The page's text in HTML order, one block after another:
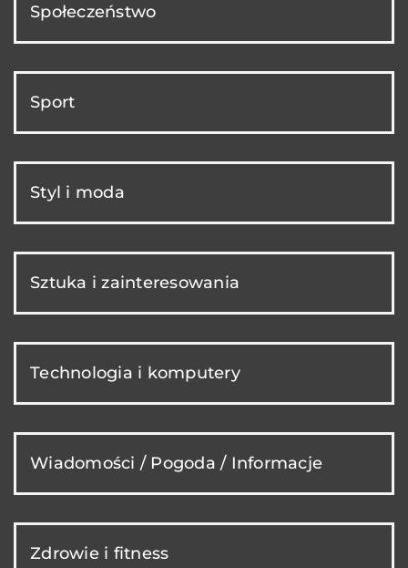
Społeczeństwo
Sport
Styl i moda
Sztuka i zainteresowania
Technologia i komputery
Wiadomości / Pogoda / Informacje
Zdrowie i fitness